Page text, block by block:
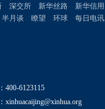
深交所 新华丝路 新华信用
半月谈 瞭望 环球 每日电讯
400-6123115
xinhuacaijing@xinhua.org